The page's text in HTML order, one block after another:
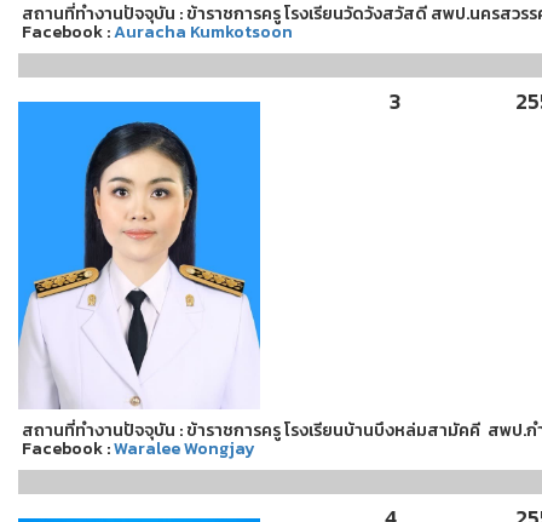
สถานที่ทำงานปัจจุบัน : ข้าราชการครู โรงเรียนวัดวังสวัสดี สพป.นครสวรร
Facebook :Auracha Kumkotsoon
3
สถานที่ทำงานปัจจุบัน : ข้าราชการครู โรงเรียนบ้านบึงหล่มสามัคคี สพป.ก
Facebook :Waralee Wongjay